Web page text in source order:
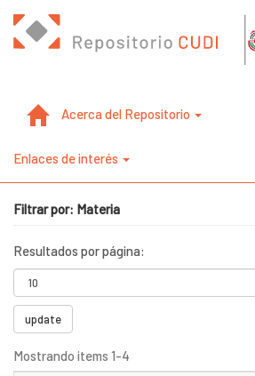
Acerca del Repositorio
Enlaces de interés
Filtrar por: Materia
Resultados por página:
update
Mostrando items 1-4